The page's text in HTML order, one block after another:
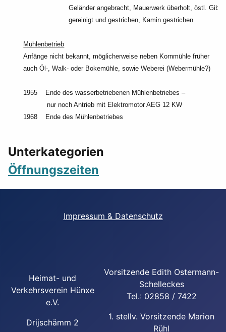
Geländer angebracht, Mauerwerk überholt, östl. Gibel
gereinigt und gestrichen, Kamin gestrichen
Mühlenbetrieb
Anfänge nicht bekannt, möglicherweise neben Kornmühle früher
auch Öl-, Walk- oder Bokemühle, sowie Weberei (Webermühle?)
1955 Ende des wasserbetriebenen Mühlenbetriebes –
nur noch Antrieb mit Elektromotor AEG 12 KW
1968 Ende des Mühlenbetriebes
Unterkategorien
Öffnungszeiten
Impressum & Datenschutz
Heimat- und
Verkehrsverein Hünxe
e.V.
Drijschämm 2
Vorsitzende Edith Ostermann-
Schelleckes
Tel.: 02858 / 7422
1. stellv. Vorsitzende Marion
Rühl